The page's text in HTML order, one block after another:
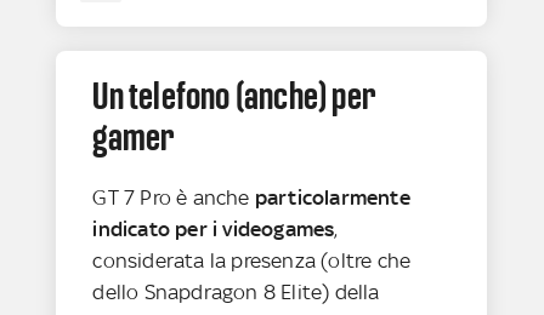
Un telefono (anche) per
gamer
GT 7 Pro è anche particolarmente
indicato per i videogames,
considerata la presenza (oltre che
dello Snapdragon 8 Elite) della